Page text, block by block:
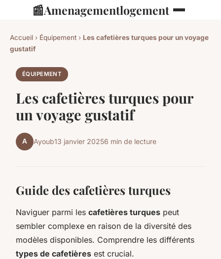
📰Amenagementlogement
Accueil › Équipement › Les cafetières turques pour un voyage
gustatif
ÉQUIPEMENT
Les cafetières turques pour
un voyage gustatif
A Ayoub13 janvier 20256 min de lecture
Guide des cafetières turques
Naviguer parmi les cafetières turques peut
sembler complexe en raison de la diversité des
modèles disponibles. Comprendre les différents
types de cafetières est crucial.